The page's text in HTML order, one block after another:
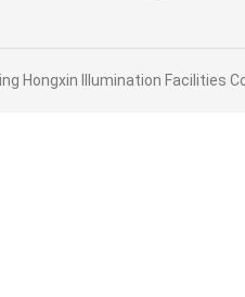
Hongxin Illumination Facilities